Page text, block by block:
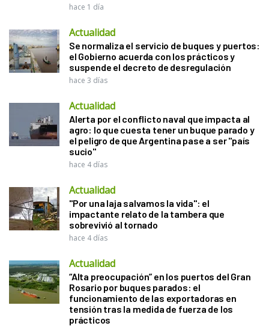
hace 1 día
Actualidad
Se normaliza el servicio de buques y puertos:
el Gobierno acuerda con los prácticos y
suspende el decreto de desregulación
hace 3 días
Actualidad
Alerta por el conflicto naval que impacta al
agro: lo que cuesta tener un buque parado y
el peligro de que Argentina pase a ser "país
sucio"
hace 4 días
Actualidad
"Por una laja salvamos la vida": el
impactante relato de la tambera que
sobrevivió al tornado
hace 4 días
Actualidad
“Alta preocupación” en los puertos del Gran
Rosario por buques parados: el
funcionamiento de las exportadoras en
tensión tras la medida de fuerza de los
prácticos